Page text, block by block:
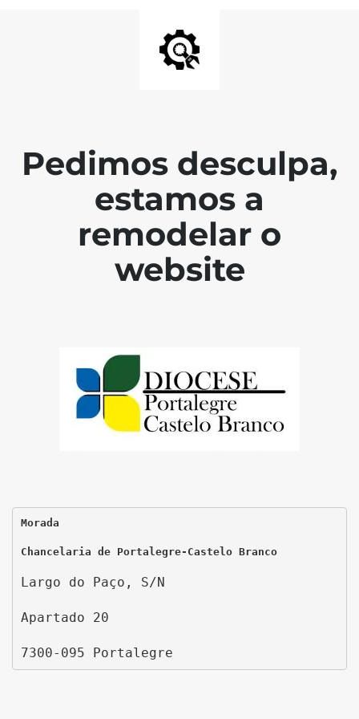
Pedimos desculpa,
estamos a
remodelar o
website
Morada
Chancelaria de Portalegre-Castelo Branco
Largo do Paço, S/N
Apartado 20
7300-095 Portalegre